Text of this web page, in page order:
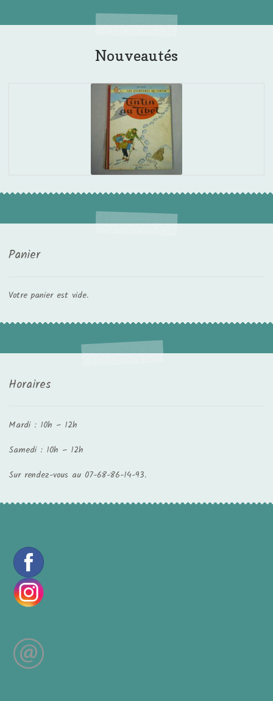
Nouveautés
Panier
Votre panier est vide.
Horaires
Mardi : 10h – 12h
Samedi : 10h – 12h
Sur rendez-vous au 07-68-86-14-93.